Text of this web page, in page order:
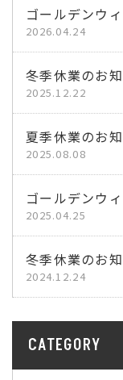
ゴールデンウ
2026.04.24
冬季休業のお
2025.12.22
夏季休業のお
2025.08.08
ゴールデンウ
2025.04.25
冬季休業のお
2024.12.24
CATEGORY